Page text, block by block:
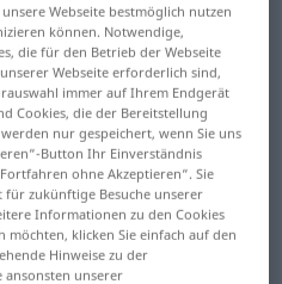
board and lodging
, main tower
Webseite bestmöglich nutzen
können. Notwendige,
die für den Betrieb der Webseite
Webseite erforderlich sind,
immer auf Ihrem Endgerät
Cookies, die der Bereitstellung
nur gespeichert, wenn Sie uns
Button Ihr Einverständnis
ohne Akzeptieren“. Sie
zukünftige Besuche unserer
Informationen zu den Cookies
klicken Sie einfach auf den
Hinweise zu der
ansonsten unserer